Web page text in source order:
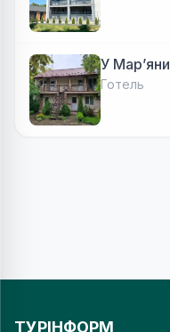
У Марʼяни
Готель
ТУРІНФОРМ